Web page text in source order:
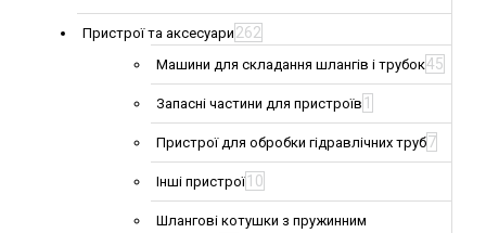
Пристрої та аксесуари 262
Машини для складання шлангів і трубок45
Запасні частини для пристроїв 1
Пристрої для обробки гідравлічних труб7
Інші пристрої 10
Шлангові котушки з пружинним